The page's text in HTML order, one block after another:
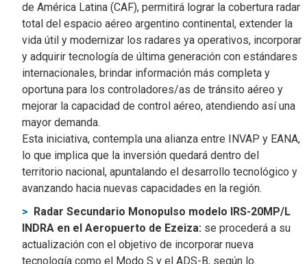
de América Latina (CAF), permitirá lograr la cobertura radar
total del espacio aéreo argentino continental, extender la
vida útil y modernizar los radares ya operativos, incorporar
y adquirir tecnología de última generación con estándares
internacionales, brindar información más completa y
oportuna para los controladores/as de tránsito aéreo y
mejorar la capacidad de control aéreo, atendiendo así una
mayor demanda.
Esta iniciativa, contempla una alianza entre INVAP y EANA,
lo que implica que la inversión quedará dentro del
territorio nacional, apuntalando el desarrollo tecnológico y
avanzando hacia nuevas capacidades en la región.
Radar Secundario Monopulso modelo IRS-20MP/L
INDRA en el Aeropuerto de Ezeiza: se procederá a su
actualización con el objetivo de incorporar nueva
tecnología como el Modo S y el ADS-B, según lo